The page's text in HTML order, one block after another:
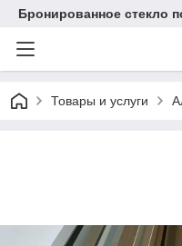
Бронированное стекло
Товары и услуги